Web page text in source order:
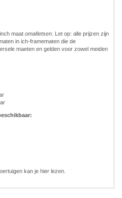
maat omafietsen . Let op: alle prijzen zijn
in ich-framematen die de
maeten en gelden voor zowel meiden
kan je hier lezen.